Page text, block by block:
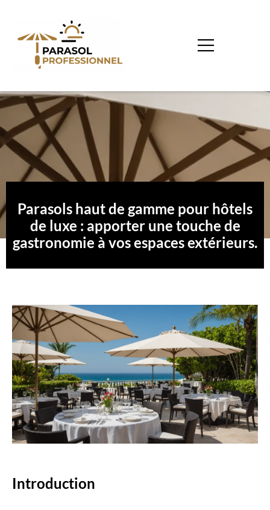
Parasols haut de gamme pour hôtels
de luxe : apporter une touche de
gastronomie à vos espaces extérieurs.
Introduction